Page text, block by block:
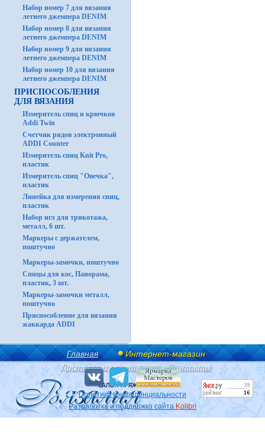
Набор номер 7 для вязания
летнего джемпера DENIM
Набор номер 8 для вязания
летнего джемпера DENIM
Набор номер 9 для вязания
летнего джемпера DENIM
Набор номер 10 для вязания
летнего джемпера DENIM
ПРИСПОСОБЛЕНИЯ
ДЛЯ ВЯЗАНИЯ
Измеритель спиц и крючков
Addi Twin
Счетчик рядов электронный
ADDI Counter
Измеритель спиц Knit Pro,
пластик
Измеритель спиц "Овечка",
пластик
Линейка для измерения спиц,
пластик
Набор игл для трикотажа,
металл, 6 шт.
Маркеры с держателем,
поштучно
Маркеры-замочки, поштучно
Спицы для кос, Панорама,
пластик, 3 шт.
Маркеры-замочки металл,
поштучно
Приспособление для вязания
жаккарда ADDI
Главная
Интернет-магазин
Доставка и оплата
Контакты
Политика конфиденциальности
Разработка и поддержка сайта Kolibri